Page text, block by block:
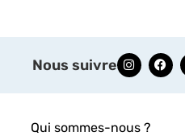
Nous suivre
Qui sommes-nous ?